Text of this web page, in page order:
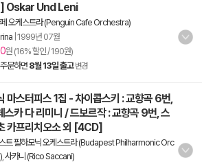
Oskar Und Leni
오케스트라 (Penguin Cafe Orchestra)
1999년 07월
원 (16% 할인 / 190원)
문하면 8월 13일 출고 변경
마스터피스 1집 - 차이콥스키 : 교향곡 6번,
스카 다 리미니 / 드보르작 : 교향곡 9번, 스
카프리치오소 외 [4CD]
트 필하모닉 오케스트라 (Budapest Philharmonic Orc
사카니 (Rico Saccani)